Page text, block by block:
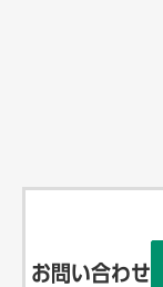
お問い合わせ